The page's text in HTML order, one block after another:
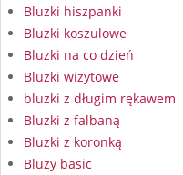
Bluzki hiszpanki
Bluzki koszulowe
Bluzki na co dzień
Bluzki wizytowe
bluzki z długim rękawem
Bluzki z falbaną
Bluzki z koronką
Bluzy basic